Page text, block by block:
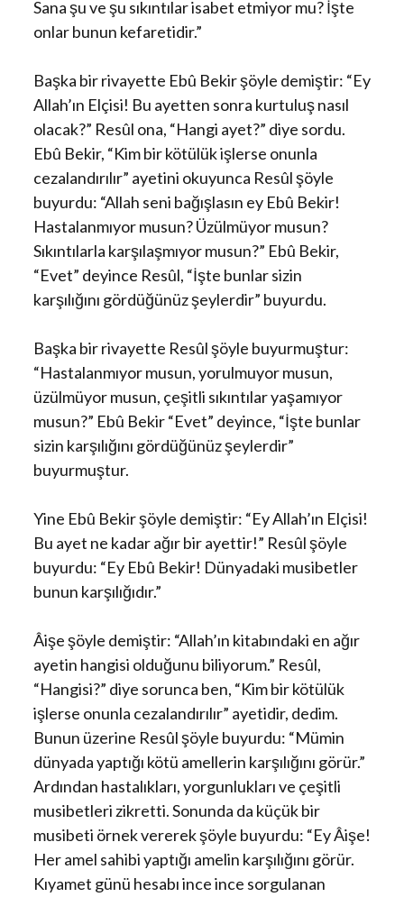
Sana şu ve şu sıkıntılar isabet etmiyor mu? İşte
onlar bunun kefaretidir.”
Başka bir rivayette Ebû Bekir şöyle demiştir: “Ey
Allah’ın Elçisi! Bu ayetten sonra kurtuluş nasıl
olacak?” Resûl ona, “Hangi ayet?” diye sordu.
Ebû Bekir, “Kim bir kötülük işlerse onunla
cezalandırılır” ayetini okuyunca Resûl şöyle
buyurdu: “Allah seni bağışlasın ey Ebû Bekir!
Hastalanmıyor musun? Üzülmüyor musun?
Sıkıntılarla karşılaşmıyor musun?” Ebû Bekir,
“Evet” deyince Resûl, “İşte bunlar sizin
karşılığını gördüğünüz şeylerdir” buyurdu.
Başka bir rivayette Resûl şöyle buyurmuştur:
“Hastalanmıyor musun, yorulmuyor musun,
üzülmüyor musun, çeşitli sıkıntılar yaşamıyor
musun?” Ebû Bekir “Evet” deyince, “İşte bunlar
sizin karşılığını gördüğünüz şeylerdir”
buyurmuştur.
Yine Ebû Bekir şöyle demiştir: “Ey Allah’ın Elçisi!
Bu ayet ne kadar ağır bir ayettir!” Resûl şöyle
buyurdu: “Ey Ebû Bekir! Dünyadaki musibetler
bunun karşılığıdır.”
Âişe şöyle demiştir: “Allah’ın kitabındaki en ağır
ayetin hangisi olduğunu biliyorum.” Resûl,
“Hangisi?” diye sorunca ben, “Kim bir kötülük
işlerse onunla cezalandırılır” ayetidir, dedim.
Bunun üzerine Resûl şöyle buyurdu: “Mümin
dünyada yaptığı kötü amellerin karşılığını görür.”
Ardından hastalıkları, yorgunlukları ve çeşitli
musibetleri zikretti. Sonunda da küçük bir
musibeti örnek vererek şöyle buyurdu: “Ey Âişe!
Her amel sahibi yaptığı amelin karşılığını görür.
Kıyamet günü hesabı ince ince sorgulanan